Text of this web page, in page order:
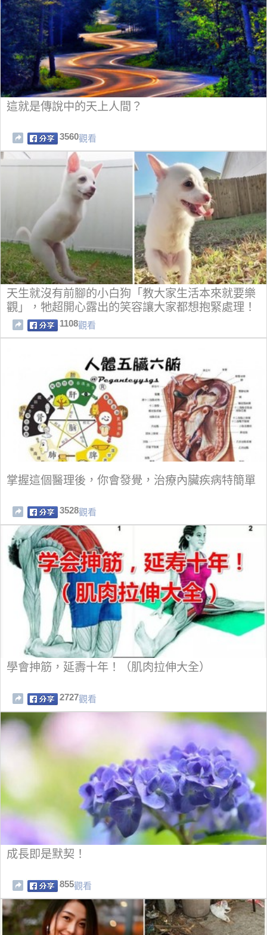
這就是傳說中的天上人間？
3560觀看
天生就沒有前腳的小白狗「教大家生活本來就要樂
觀」，牠超開心露出的笑容讓大家都想抱緊處理！
1108觀看
掌握這個醫理後，你會發覺，治療內臟疾病特簡單
3528觀看
學會抻筋，延壽十年！（肌肉拉伸大全）
2727觀看
成長即是默契！
855觀看